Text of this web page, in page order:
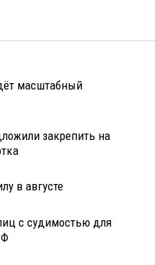
масштабный
закрепить на
в августе
с судимостью для